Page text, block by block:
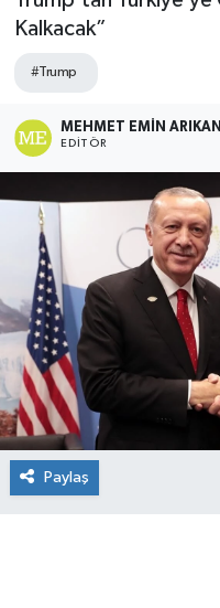
Kalkacak”
#Trump
MEHMET EMIN ARIKAN
EDITÖR
Paylaş